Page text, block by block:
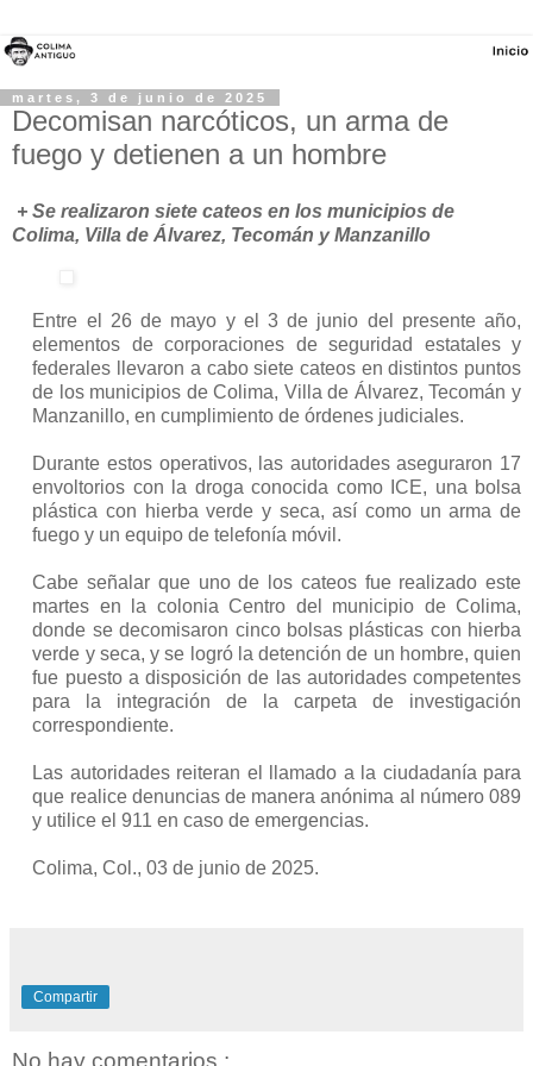
martes, 3 de junio de 2025
Decomisan narcóticos, un arma de
fuego y detienen a un hombre
+ Se realizaron siete cateos en los municipios de
Colima, Villa de Álvarez, Tecomán y Manzanillo
Entre el 26 de mayo y el 3 de junio del presente año,
elementos de corporaciones de seguridad estatales y
federales llevaron a cabo siete cateos en distintos puntos
de los municipios de Colima, Villa de Álvarez, Tecomán y
Manzanillo, en cumplimiento de órdenes judiciales.
Durante estos operativos, las autoridades aseguraron 17
envoltorios con la droga conocida como ICE, una bolsa
plástica con hierba verde y seca, así como un arma de
fuego y un equipo de telefonía móvil.
Cabe señalar que uno de los cateos fue realizado este
martes en la colonia Centro del municipio de Colima,
donde se decomisaron cinco bolsas plásticas con hierba
verde y seca, y se logró la detención de un hombre, quien
fue puesto a disposición de las autoridades competentes
para la integración de la carpeta de investigación
correspondiente.
Las autoridades reiteran el llamado a la ciudadanía para
que realice denuncias de manera anónima al número 089
y utilice el 911 en caso de emergencias.
Colima, Col., 03 de junio de 2025.
Compartir
No hay comentarios.: